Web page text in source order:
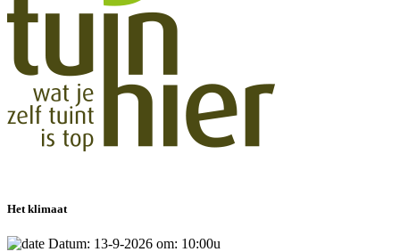
Het klimaat
Datum: 13-9-2026 om: 10:00u